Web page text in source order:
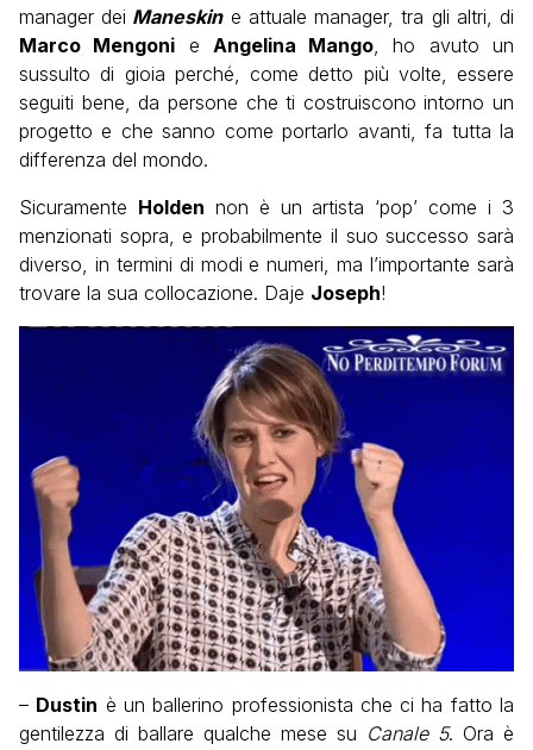
manager dei Maneskine attuale manager, tra gli altri, di
Marco Mengoni e Angelina Mango , ho avuto un
sussulto di gioia perché, come detto più volte, essere
seguiti bene, da persone che ti costruiscono intorno un
progetto e che sanno come portarlo avanti, fa tutta la
differenza del mondo.
Sicuramente Holden non è un artista ‘pop’ come i 3
menzionati sopra, e probabilmente il suo successo sarà
diverso, in termini di modi e numeri, ma l’importante sarà
trovare la sua collocazione. Daje Joseph!
– Dustin è un ballerino professionista che ci ha fatto la
gentilezza di ballare qualche mese su Canale 5. Ora è